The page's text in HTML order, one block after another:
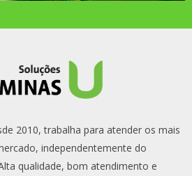
2010, trabalha para atender os mais
independentemente do
qualidade, bom atendimento e